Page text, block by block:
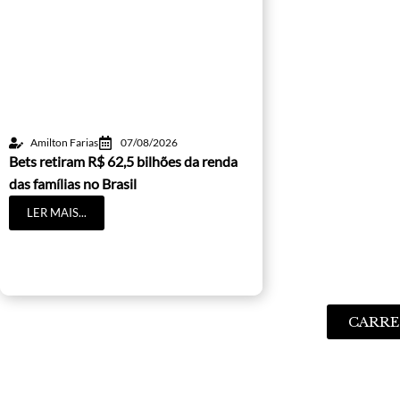
Amilton Farias 07/08/2026
Bets retiram R$ 62,5 bilhões da renda
das famílias no Brasil
LER MAIS...